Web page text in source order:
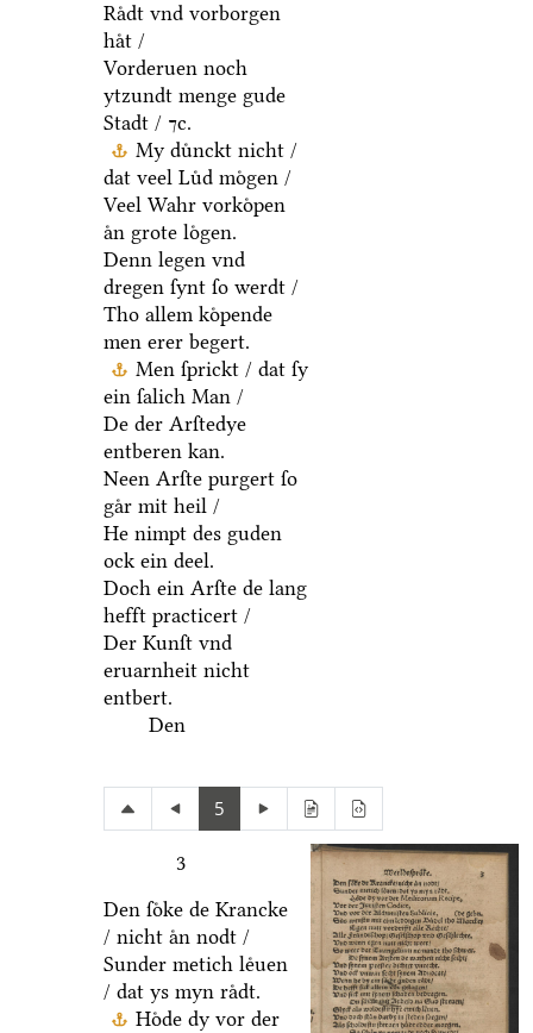
Raͤdt vnd vorborgen
haͤt /
Vorderuen noch
ytzundt menge gude
Stadt / ⁊c.
My duͤnckt nicht /
dat veel Luͤd moͤgen /
Veel Wahr vorkoͤpen
aͤn grote loͤgen.
Denn legen vnd
dregen ſynt ſo werdt /
Tho allem koͤpende
men erer begert.
Men ſprickt / dat ſy
ein ſalich Man /
De der Arſtedye
entberen kan.
Neen Arſte purgert ſo
gaͤr mit heil /
He nimpt des guden
ock ein deel.
Doch ein Arſte de lang
hefft practicert /
Der Kunſt vnd
eruarnheit nicht
entbert.
Den
5
3
Den ſoͤke de Krancke
/ nicht aͤn nodt /
Sunder metich leͤuen
/ dat ys myn raͤdt.
Hoͤde dy vor der